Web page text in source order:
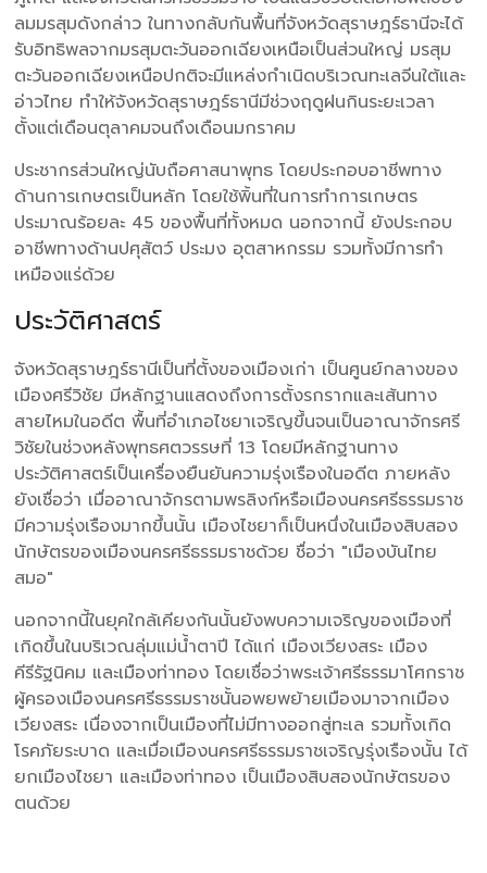
ลมมรสุมดังกล่าว ในทางกลับกันพื้นที่จังหวัดสุราษฎร์ธานีจะได้
รับอิทธิพลจากมรสุมตะวันออกเฉียงเหนือเป็นส่วนใหญ่ มรสุม
ตะวันออกเฉียงเหนือปกติจะมีแหล่งกำเนิดบริเวณทะเลจีนใต้และ
อ่าวไทย ทำให้จังหวัดสุราษฎร์ธานีมีช่วงฤดูฝนกินระยะเวลา
ตั้งแต่เดือนตุลาคมจนถึงเดือนมกราคม
ประชากรส่วนใหญ่นับถือศาสนาพุทธ โดยประกอบอาชีพทาง
ด้านการเกษตรเป็นหลัก โดยใช้พิ้นที่ในการทำการเกษตร
ประมาณร้อยละ 45 ของพื้นที่ทั้งหมด นอกจากนี้ ยังประกอบ
อาชีพทางด้านปศุสัตว์ ประมง อุตสาหกรรม รวมทั้งมีการทำ
เหมืองแร่ด้วย
ประวัติศาสตร์
จังหวัดสุราษฎร์ธานีเป็นที่ตั้งของเมืองเก่า เป็นศูนย์กลางของ
เมืองศรีวิชัย มีหลักฐานแสดงถึงการตั้งรกรากและเส้นทาง
สายไหมในอดีต พื้นที่อำเภอไชยาเจริญขึ้นจนเป็นอาณาจักรศรี
วิชัยในช่วงหลังพุทธศตวรรษที่ 13 โดยมีหลักฐานทาง
ประวัติศาสตร์เป็นเครื่องยืนยันความรุ่งเรืองในอดีต ภายหลัง
ยังเชื่อว่า เมื่ออาณาจักรตามพรลิงก์หรือเมืองนครศรีธรรมราช
มีความรุ่งเรืองมากขึ้นนั้น เมืองไชยาก็เป็นหนึ่งในเมืองสิบสอง
นักษัตรของเมืองนครศรีธรรมราชด้วย ชื่อว่า "เมืองบันไทย
สมอ"
นอกจากนี้ในยุคใกล้เคียงกันนั้นยังพบความเจริญของเมืองที่
เกิดขึ้นในบริเวณลุ่มแม่น้ำตาปี ได้แก่ เมืองเวียงสระ เมือง
คีรีรัฐนิคม และเมืองท่าทอง โดยเชื่อว่าพระเจ้าศรีธรรมาโศกราช
ผู้ครองเมืองนครศรีธรรมราชนั้นอพยพย้ายเมืองมาจากเมือง
เวียงสระ เนื่องจากเป็นเมืองที่ไม่มีทางออกสู่ทะเล รวมทั้งเกิด
โรคภัยระบาด และเมื่อเมืองนครศรีธรรมราชเจริญรุ่งเรืองนั้น ได้
ยกเมืองไชยา และเมืองท่าทอง เป็นเมืองสิบสองนักษัตรของ
ตนด้วย